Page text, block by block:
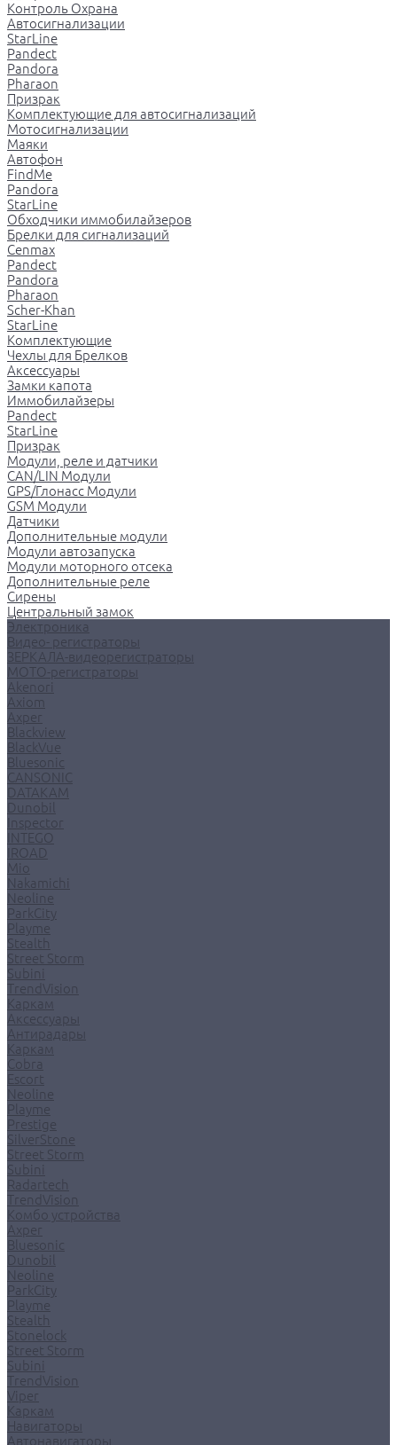
Контроль Охрана
Автосигнализации
StarLine
Pandect
Pandora
Pharaon
Призрак
Комплектующие для автосигнализаций
Мотосигнализации
Маяки
Автофон
FindMe
Pandora
StarLine
Обходчики иммобилайзеров
Брелки для сигнализаций
Cenmax
Pandect
Pandora
Pharaon
Scher-Khan
StarLine
Комплектующие
Чехлы для Брелков
Аксессуары
Замки капота
Иммобилайзеры
Pandect
StarLine
Призрак
Модули, реле и датчики
CAN/LIN Модули
GPS/Глонасс Модули
GSM Модули
Датчики
Дополнительные модули
Модули автозапуска
Модули моторного отсека
Дополнительные реле
Сирены
Центральный замок
Электроника
Видео- регистраторы
ЗЕРКАЛА-видеорегистраторы
МОТО-регистраторы
Akenori
Axiom
Axper
Blackview
BlackVue
Bluesonic
CANSONIC
DATAKAM
Dunobil
Inspector
INTEGO
IROAD
Mio
Nakamichi
Neoline
ParkCity
Playme
Stealth
Street Storm
Subini
TrendVision
Каркам
Аксессуары
Антирадары
Каркам
Cobra
Escort
Neoline
Playme
Prestige
SilverStone
Street Storm
Subini
Radartech
TrendVision
Комбо устройства
Axper
Bluesonic
Dunobil
Neoline
ParkCity
Playme
Stealth
Stonelock
Street Storm
Subini
TrendVision
Viper
Каркам
Навигаторы
Автонавигаторы